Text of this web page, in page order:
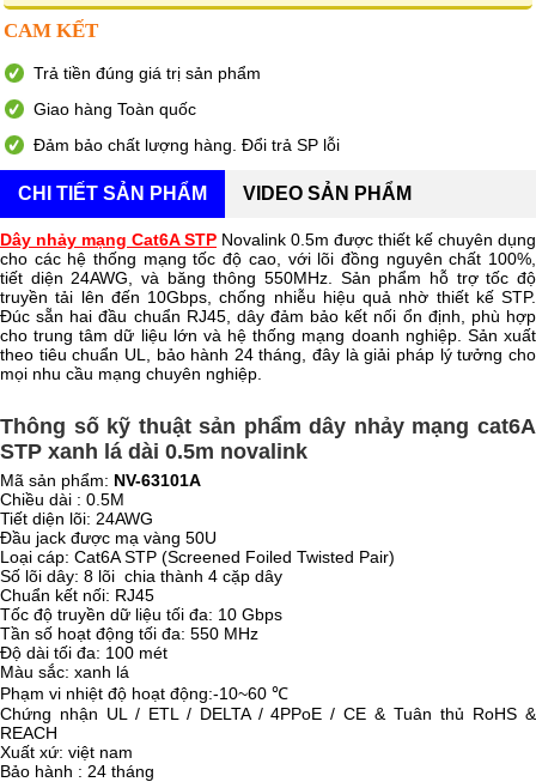
CAM KẾT
Trả tiền đúng giá trị sản phẩm
Giao hàng Toàn quốc
Đảm bảo chất lượng hàng. Đổi trả SP lỗi
CHI TIẾT SẢN PHẨM VIDEO SẢN PHẨM
Dây nhảy mạng Cat6A STP Novalink 0.5m được thiết kế chuyên dụng
cho các hệ thống mạng tốc độ cao, với lõi đồng nguyên chất 100%,
tiết diện 24AWG, và băng thông 550MHz. Sản phẩm hỗ trợ tốc độ
truyền tải lên đến 10Gbps, chống nhiễu hiệu quả nhờ thiết kế STP.
Đúc sẵn hai đầu chuẩn RJ45, dây đảm bảo kết nối ổn định, phù hợp
cho trung tâm dữ liệu lớn và hệ thống mạng doanh nghiệp. Sản xuất
theo tiêu chuẩn UL, bảo hành 24 tháng, đây là giải pháp lý tưởng cho
mọi nhu cầu mạng chuyên nghiệp.
Thông số kỹ thuật sản phẩm dây nhảy mạng cat6A
STP xanh lá dài 0.5m novalink
Mã sản phẩm: NV-63101A
Chiều dài : 0.5M
Tiết diện lõi: 24AWG
Đầu jack được mạ vàng 50U
Loại cáp: Cat6A STP (Screened Foiled Twisted Pair)
Số lõi dây: 8 lõi chia thành 4 cặp dây
Chuẩn kết nối: RJ45
Tốc độ truyền dữ liệu tối đa: 10 Gbps
Tần số hoạt động tối đa: 550 MHz
Độ dài tối đa: 100 mét
Màu sắc: xanh lá
Phạm vi nhiệt độ hoạt động:-10~60 ℃
Chứng nhận UL / ETL / DELTA / 4PPoE / CE & Tuân thủ RoHS &
REACH
Xuất xứ: việt nam
Bảo hành : 24 tháng